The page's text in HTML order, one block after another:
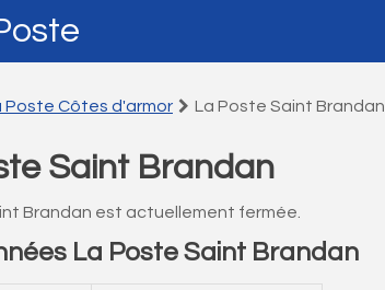
Poste Côtes d'armor La Poste Saint Brandan
Saint Brandan
Brandan est actuellement fermée.
La Poste Saint Brandan